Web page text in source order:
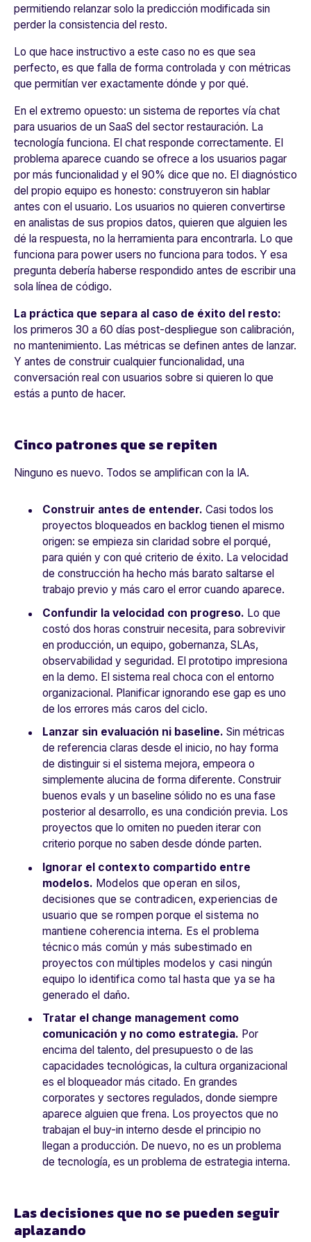
permitiendo relanzar solo la predicción modificada sin
perder la consistencia del resto.
Lo que hace instructivo a este caso no es que sea
perfecto, es que falla de forma controlada y con métricas
que permitían ver exactamente dónde y por qué.
En el extremo opuesto: un sistema de reportes vía chat
para usuarios de un SaaS del sector restauración. La
tecnología funciona. El chat responde correctamente. El
problema aparece cuando se ofrece a los usuarios pagar
por más funcionalidad y el 90% dice que no. El diagnóstico
del propio equipo es honesto: construyeron sin hablar
antes con el usuario. Los usuarios no quieren convertirse
en analistas de sus propios datos, quieren que alguien les
dé la respuesta, no la herramienta para encontrarla. Lo que
funciona para power users no funciona para todos. Y esa
pregunta debería haberse respondido antes de escribir una
sola línea de código.
La práctica que separa al caso de éxito del resto:
los primeros 30 a 60 días post-despliegue son calibración,
no mantenimiento. Las métricas se definen antes de lanzar.
Y antes de construir cualquier funcionalidad, una
conversación real con usuarios sobre si quieren lo que
estás a punto de hacer.
Cinco patrones que se repiten
Ninguno es nuevo. Todos se amplifican con la IA.
Construir antes de entender. Casi todos los
proyectos bloqueados en backlog tienen el mismo
origen: se empieza sin claridad sobre el porqué,
para quién y con qué criterio de éxito. La velocidad
de construcción ha hecho más barato saltarse el
trabajo previo y más caro el error cuando aparece.
Confundir la velocidad con progreso. Lo que
costó dos horas construir necesita, para sobrevivir
en producción, un equipo, gobernanza, SLAs,
observabilidad y seguridad. El prototipo impresiona
en la demo. El sistema real choca con el entorno
organizacional. Planificar ignorando ese gap es uno
de los errores más caros del ciclo.
Lanzar sin evaluación ni baseline. Sin métricas
de referencia claras desde el inicio, no hay forma
de distinguir si el sistema mejora, empeora o
simplemente alucina de forma diferente. Construir
buenos evals y un baseline sólido no es una fase
posterior al desarrollo, es una condición previa. Los
proyectos que lo omiten no pueden iterar con
criterio porque no saben desde dónde parten.
Ignorar el contexto compartido entre
modelos. Modelos que operan en silos,
decisiones que se contradicen, experiencias de
usuario que se rompen porque el sistema no
mantiene coherencia interna. Es el problema
técnico más común y más subestimado en
proyectos con múltiples modelos y casi ningún
equipo lo identifica como tal hasta que ya se ha
generado el daño.
Tratar el change management como
comunicación y no como estrategia. Por
encima del talento, del presupuesto o de las
capacidades tecnológicas, la cultura organizacional
es el bloqueador más citado. En grandes
corporates y sectores regulados, donde siempre
aparece alguien que frena. Los proyectos que no
trabajan el buy-in interno desde el principio no
llegan a producción. De nuevo, no es un problema
de tecnología, es un problema de estrategia interna.
Las decisiones que no se pueden seguir
aplazando